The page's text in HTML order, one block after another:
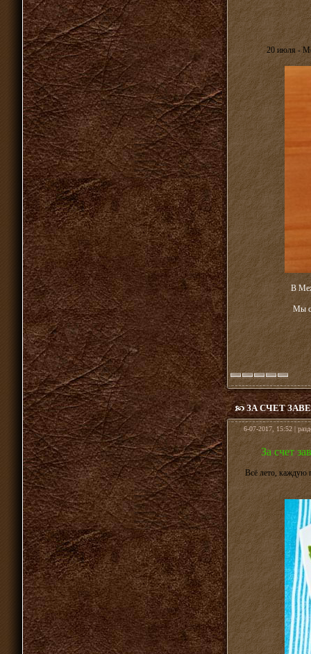
20 июля -
В
Мы
ЗА СЧЕТ
6-07-2017, 15:52 |
За счет
Всё лето, каждую